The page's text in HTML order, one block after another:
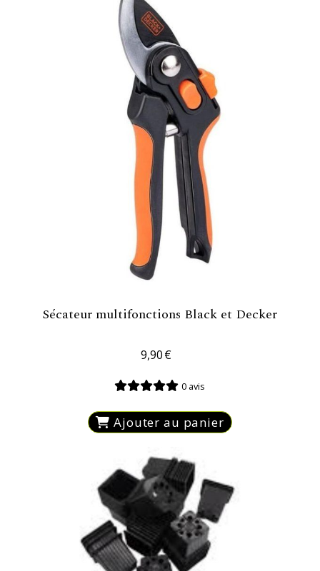
Sécateur multifonctions Black et Decker
9,90€
0 avis
Ajouter au panier